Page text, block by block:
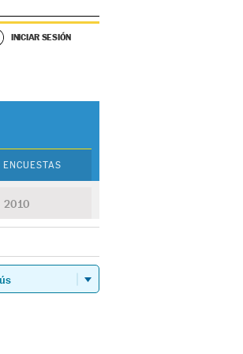
INICIAR SESIÓN
ENCUESTAS
2010